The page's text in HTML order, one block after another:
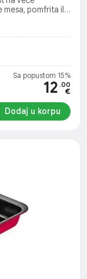
mesa, pomfrita ili
Sa popustom 15%
12 .00
€
Dodaj u korpu